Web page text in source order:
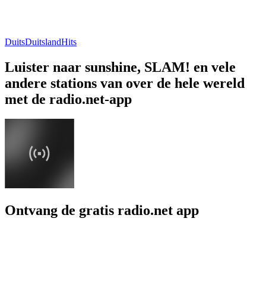
DuitsDuitslandHits
Luister naar sunshine, SLAM! en vele
andere stations van over de hele wereld
met de radio.net-app
Ontvang de gratis radio.net app